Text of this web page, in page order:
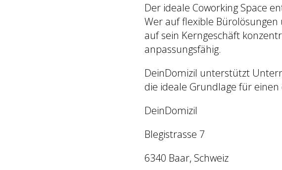
Der ideale Coworking Space
Wer auf flexible
auf sein Kerngeschäft
anpassungsfähig.
DeinDomizil unterstützt
die ideale Grundlage für
DeinDomizil
Blegistrasse 7
6340 Baar, Schweiz